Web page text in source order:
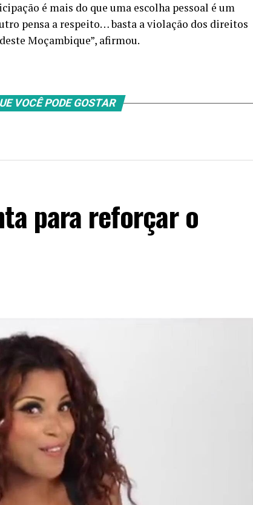
é mais do que uma escolha pessoal é um
pensa a respeito… basta a violação dos direitos
Moçambique”, afirmou.
VOCÊ PODE GOSTAR
para reforçar o